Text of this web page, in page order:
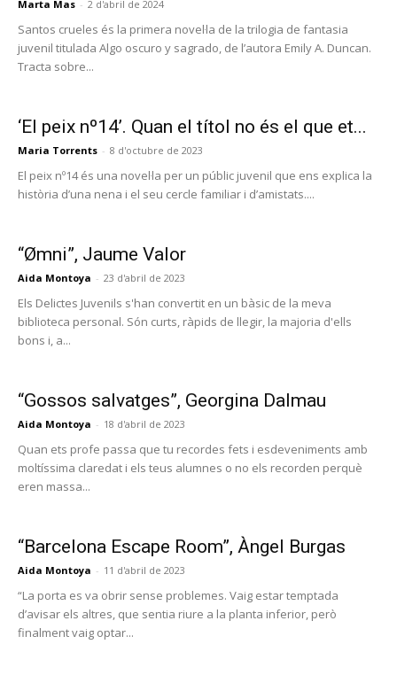
Marta Mas - 2 d'abril de 2024
Santos crueles és la primera novel·la de la trilogia de fantasia
juvenil titulada Algo oscuro y sagrado, de l’autora Emily A. Duncan.
Tracta sobre...
‘El peix nº14’. Quan el títol no és el que et...
Maria Torrents - 8 d'octubre de 2023
El peix nº14 és una novel·la per un públic juvenil que ens explica la
història d’una nena i el seu cercle familiar i d’amistats....
“Ømni”, Jaume Valor
Aida Montoya - 23 d'abril de 2023
Els Delictes Juvenils s'han convertit en un bàsic de la meva
biblioteca personal. Són curts, ràpids de llegir, la majoria d'ells
bons i, a...
“Gossos salvatges”, Georgina Dalmau
Aida Montoya - 18 d'abril de 2023
Quan ets profe passa que tu recordes fets i esdeveniments amb
moltíssima claredat i els teus alumnes o no els recorden perquè
eren massa...
“Barcelona Escape Room”, Àngel Burgas
Aida Montoya - 11 d'abril de 2023
“La porta es va obrir sense problemes. Vaig estar temptada
d’avisar els altres, que sentia riure a la planta inferior, però
finalment vaig optar...